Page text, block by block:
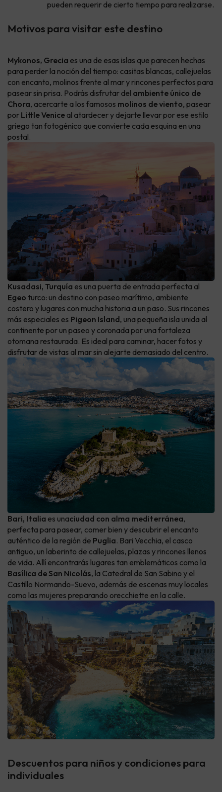
pueden requerir de cierto tiempo para realizarse.
Motivos para visitar este destino
Mykonos, Grecia es una de esas islas que parecen hechas
para perder la noción del tiempo: casitas blancas, callejuelas
con encanto, molinos frente al mar y rincones perfectos para
pasear sin prisa. Podrás disfrutar del ambiente único de
Chora, acercarte a los famosos molinos de viento, pasear
por Little Venice al atardecer y dejarte llevar por ese estilo
griego tan fotogénico que convierte cada esquina en una
postal.
Kusadasi, Turquía es una puerta de entrada perfecta al
Egeo turco: un destino con paseo marítimo, ambiente
costero y lugares con mucha historia a un paso. Sus rincones
más especiales es Pigeon Island, una pequeña isla unida al
continente por un paseo y coronada por una fortaleza
otomana restaurada. Es ideal para caminar, hacer fotos y
disfrutar de vistas al mar sin alejarte demasiado del centro.
Bari, Italia es unaciudad con alma mediterránea,
perfecta para pasear, comer bien y descubrir el encanto
auténtico de la región de Puglia. Bari Vecchia, el casco
antiguo, un laberinto de callejuelas, plazas y rincones llenos
de vida. Allí encontrarás lugares tan emblemáticos como la
Basílica de San Nicolás, la Catedral de San Sabino y el
Castillo Normando-Suevo, además de escenas muy locales
como las mujeres preparando orecchiette en la calle.
Descuentos para niños y condiciones para
individuales